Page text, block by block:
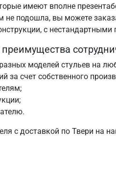
имеют вполне
не подошла, вы можете
с
моделей стульев на
за счет собственного
с доставкой по Твери на